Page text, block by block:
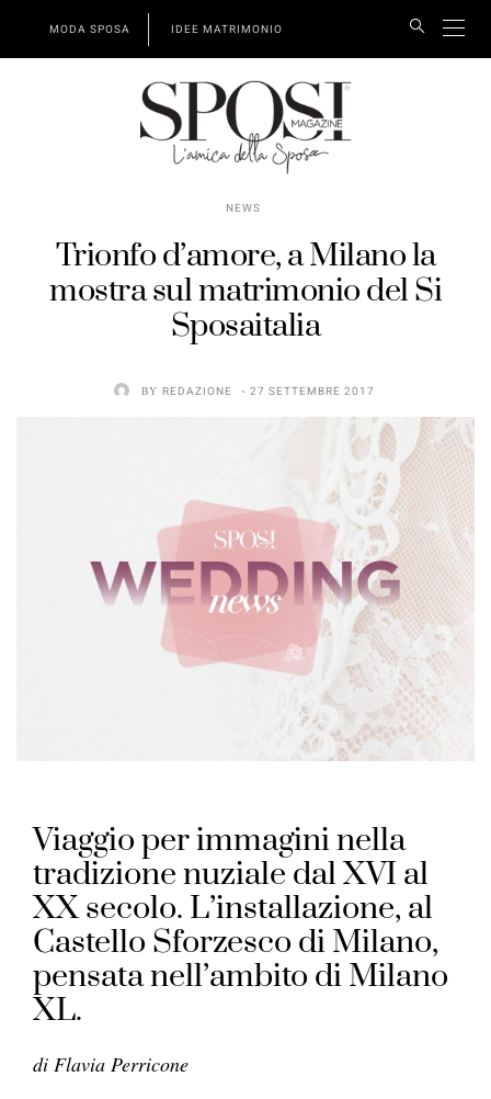
MODA SPOSA IDEE MATRIMONIO
NEWS
Trionfo d’amore, a Milano la
mostra sul matrimonio del Si
Sposaitalia
BY REDAZIONE 27 SETTEMBRE 2017
Viaggio per immagini nella
tradizione nuziale dal XVI al
XX secolo. L’installazione, al
Castello Sforzesco di Milano,
pensata nell’ambito di Milano
XL.
di Flavia Perricone